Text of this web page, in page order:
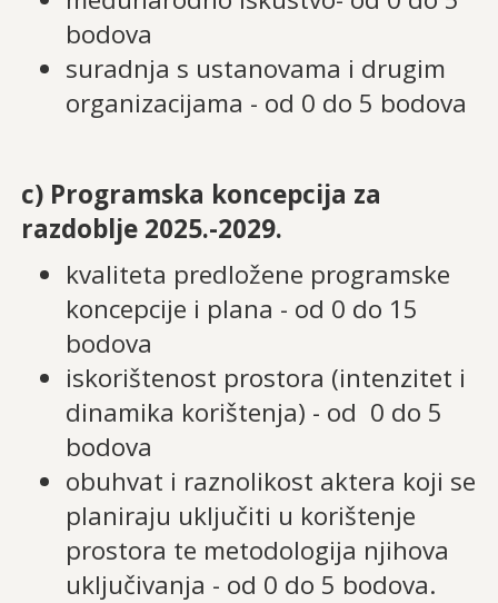
bodova
suradnja s ustanovama i drugim
organizacijama - od 0 do 5 bodova
c) Programska koncepcija za
razdoblje 2025.-2029.
kvaliteta predložene programske
koncepcije i plana - od 0 do 15
bodova
iskorištenost prostora (intenzitet i
dinamika korištenja) - od 0 do 5
bodova
obuhvat i raznolikost aktera koji se
planiraju uključiti u korištenje
prostora te metodologija njihova
uključivanja - od 0 do 5 bodova.